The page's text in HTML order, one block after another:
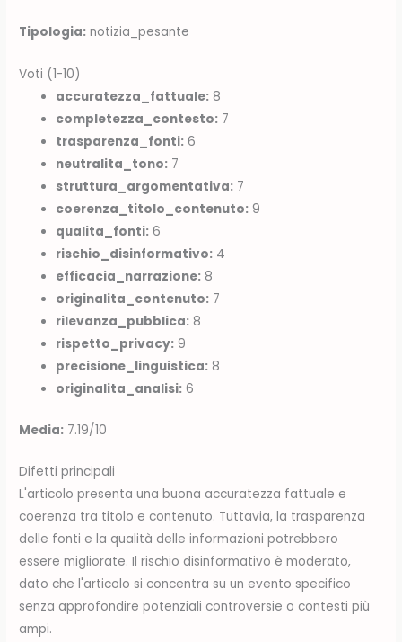
Tipologia: notizia_pesante
Voti (1-10)
accuratezza_fattuale: 8
completezza_contesto: 7
trasparenza_fonti: 6
neutralita_tono: 7
struttura_argomentativa: 7
coerenza_titolo_contenuto: 9
qualita_fonti: 6
rischio_disinformativo: 4
efficacia_narrazione: 8
originalita_contenuto: 7
rilevanza_pubblica: 8
rispetto_privacy: 9
precisione_linguistica: 8
originalita_analisi: 6
Media: 7.19/10
Difetti principali
L'articolo presenta una buona accuratezza fattuale e
coerenza tra titolo e contenuto. Tuttavia, la trasparenza
delle fonti e la qualità delle informazioni potrebbero
essere migliorate. Il rischio disinformativo è moderato,
dato che l'articolo si concentra su un evento specifico
senza approfondire potenziali controversie o contesti più
ampi.